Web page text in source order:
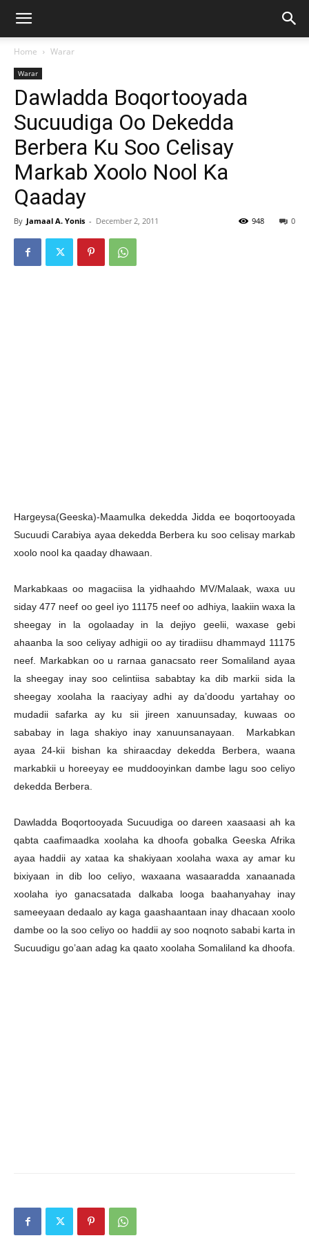
Home Warar
Warar
Dawladda Boqortooyada
Sucuudiga Oo Dekedda
Berbera Ku Soo Celisay
Markab Xoolo Nool Ka
Qaaday
By Jamaal A. Yonis - December 2, 2011 0
948
Hargeysa(Geeska)-Maamulka dekedda Jidda ee boqortooyada
Sucuudi Carabiya ayaa dekedda Berbera ku soo celisay markab
xoolo nool ka qaaday dhawaan.
Markabkaas oo magaciisa la yidhaahdo MV/Malaak, waxa uu
siday 477 neef oo geel iyo 11175 neef oo adhiya, laakiin waxa la
sheegay in la ogolaaday in la dejiyo geelii, waxase gebi
ahaanba la soo celiyay adhigii oo ay tiradiisu dhammayd 11175
neef. Markabkan oo u rarnaa ganacsato reer Somaliland ayaa
la sheegay inay soo celintiisa sababtay ka dib markii sida la
sheegay xoolaha la raaciyay adhi ay da’doodu yartahay oo
mudadii safarka ay ku sii jireen xanuunsaday, kuwaas oo
sababay in laga shakiyo inay xanuunsanayaan. Markabkan
ayaa 24-kii bishan ka shiraacday dekedda Berbera, waana
markabkii u horeeyay ee muddooyinkan dambe lagu soo celiyo
dekedda Berbera.
Dawladda Boqortooyada Sucuudiga oo dareen xaasaasi ah ka
qabta caafimaadka xoolaha ka dhoofa gobalka Geeska Afrika
ayaa haddii ay xataa ka shakiyaan xoolaha waxa ay amar ku
bixiyaan in dib loo celiyo, waxaana wasaaradda xanaanada
xoolaha iyo ganacsatada dalkaba looga baahanyahay inay
sameeyaan dedaalo ay kaga gaashaantaan inay dhacaan xoolo
dambe oo la soo celiyo oo haddii ay soo noqnoto sababi karta in
Sucuudigu go’aan adag ka qaato xoolaha Somaliland ka dhoofa.